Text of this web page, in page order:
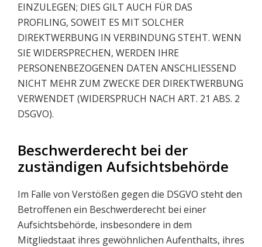
EINZULEGEN; DIES GILT AUCH FÜR DAS
PROFILING, SOWEIT ES MIT SOLCHER
DIREKTWERBUNG IN VERBINDUNG STEHT. WENN
SIE WIDERSPRECHEN, WERDEN IHRE
PERSONENBEZOGENEN DATEN ANSCHLIESSEND
NICHT MEHR ZUM ZWECKE DER DIREKTWERBUNG
VERWENDET (WIDERSPRUCH NACH ART. 21 ABS. 2
DSGVO).
Beschwerde­recht bei der
zuständigen Aufsichts­behörde
Im Falle von Verstößen gegen die DSGVO steht den
Betroffenen ein Beschwerderecht bei einer
Aufsichtsbehörde, insbesondere in dem
Mitgliedstaat ihres gewöhnlichen Aufenthalts, ihres